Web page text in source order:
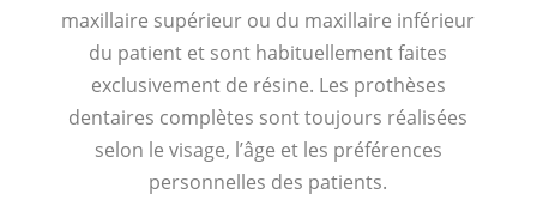
maxillaire supérieur ou du maxillaire inférieur
du patient et sont habituellement faites
exclusivement de résine. Les prothèses
dentaires complètes sont toujours réalisées
selon le visage, l’âge et les préférences
personnelles des patients.